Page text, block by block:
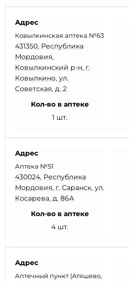
Адрес
Ковылкинская аптека №63
431350, Республика
Мордовия,
Ковылкинский р-н, г.
Ковылкино, ул.
Советская, д. 2
Кол-во в аптеке
1 шт.
Адрес
Аптека №51
430024, Республика
Мордовия, г. Саранск, ул.
Косарева, д. 86А
Кол-во в аптеке
4 шт.
Адрес
Аптечный пункт (Атяшево,